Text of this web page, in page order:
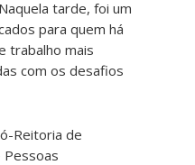
tarde, foi um
para quem há
trabalho mais
com os desafios
Reitoria de